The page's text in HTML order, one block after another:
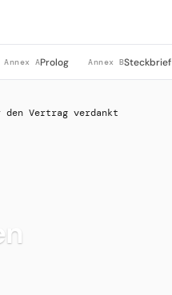
Annex AProlog Annex BSteckbrief
Vertrag verdankt